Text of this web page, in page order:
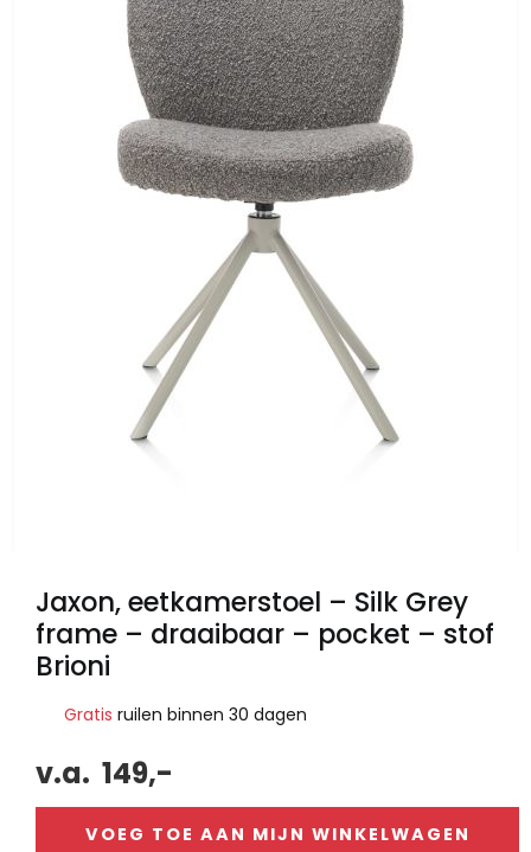
Jaxon, eetkamerstoel – Silk Grey
frame – draaibaar – pocket – stof
Brioni
Gratis ruilen binnen 30 dagen
v.a. 149,-
VOEG TOE AAN MIJN WINKELWAGEN